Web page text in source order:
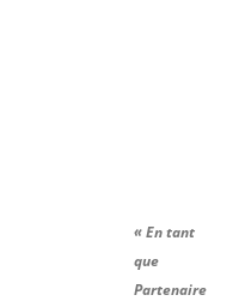
« En tant
que
Partenaire